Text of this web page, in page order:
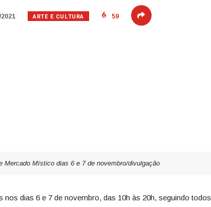
2021 ARTE E CULTURA 59
Mercado Místico dias 6 e 7 de novembro/divulgação
dias 6 e 7 de novembro, das 10h às 20h, seguindo todos